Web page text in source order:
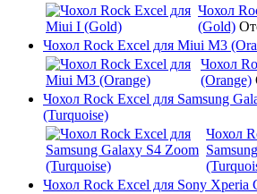
Чохол
(Gold)
Чохол Rock Excel для Miui M3
Чохол
(Orange)
Чохол Rock Excel для Samsung
(Turquoise)
Чохол
Чохол Rock Excel для Sony Xperia